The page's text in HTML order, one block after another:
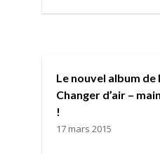
Le nouvel album
Changer d’air –
!
17 mars 2015